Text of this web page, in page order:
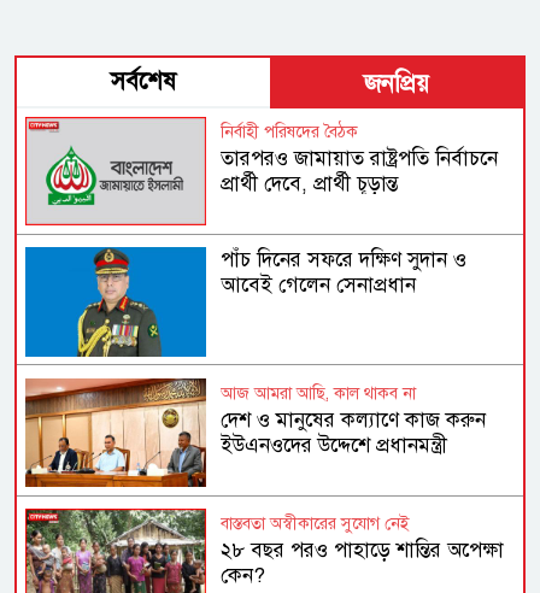
সর্বশেষ জনপ্রিয়
নির্বাহী পরিষদের বৈঠক
তারপরও জামায়াত রাষ্ট্রপতি নির্বাচনে
প্রার্থী দেবে, প্রার্থী চূড়ান্ত
পাঁচ দিনের সফরে দক্ষিণ সুদান ও
আবেই গেলেন সেনাপ্রধান
আজ আমরা আছি, কাল থাকব না
দেশ ও মানুষের কল্যাণে কাজ করুন
ইউএনওদের উদ্দেশে প্রধানমন্ত্রী
বাস্তবতা অস্বীকারের সুযোগ নেই
২৮ বছর পরও পাহাড়ে শান্তির অপেক্ষা
কেন?